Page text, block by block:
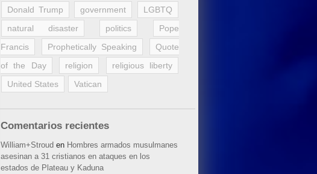
Donald Trump
government
LGBTQ
natural disaster
politics
Pope
Francis
Prophetically Speaking
Quote
of the Day
religion
religious liberty
United States
Vatican
Comentarios recientes
William+Stroud en Hombres armados musulmanes
asesinan a 31 cristianos en ataques en los
estados de Plateau y Kaduna